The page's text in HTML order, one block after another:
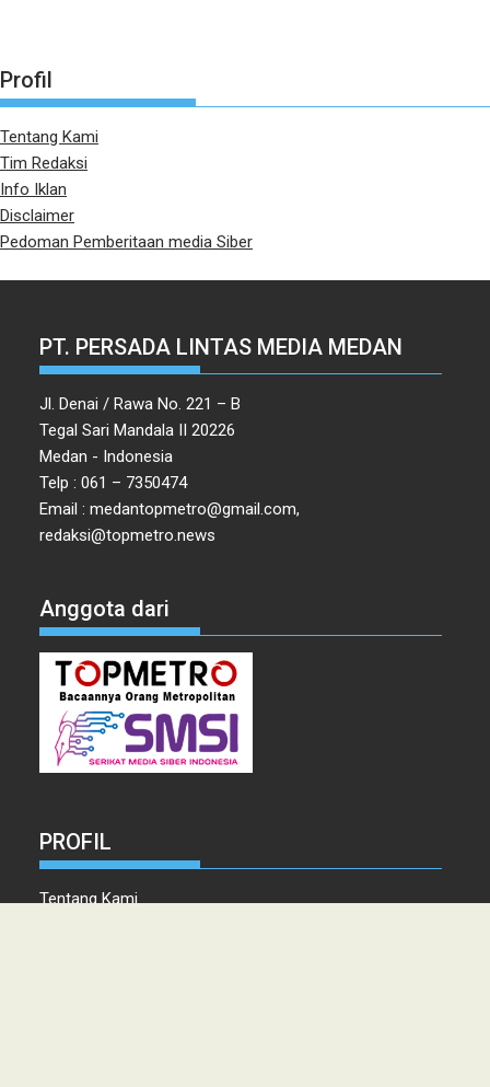
Profil
Tentang Kami
Tim Redaksi
Info Iklan
Disclaimer
Pedoman Pemberitaan media Siber
PT. PERSADA LINTAS MEDIA MEDAN
Jl. Denai / Rawa No. 221 – B
Tegal Sari Mandala II 20226
Medan - Indonesia
Telp : 061 – 7350474
Email : medantopmetro@gmail.com,
redaksi@topmetro.news
Anggota dari
PROFIL
Tentang Kami